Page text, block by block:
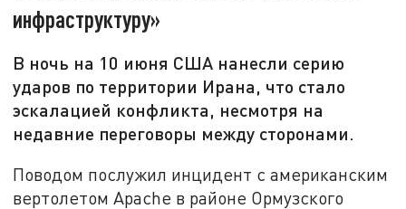
инфраструктуру»
В ночь на 10 июня США нанесли серию
ударов по территории Ирана, что стало
эскалацией конфликта, несмотря на
недавние переговоры между сторонами.
Поводом послужил инцидент с американским
вертолетом Apache в районе Ормузского